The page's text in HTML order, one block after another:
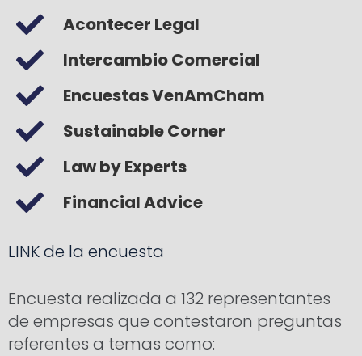
Acontecer Legal
Intercambio Comercial
Encuestas VenAmCham
Sustainable Corner
Law by Experts
Financial Advice
LINK de la encuesta
Encuesta realizada a 132 representantes
de empresas que contestaron preguntas
referentes a temas como: